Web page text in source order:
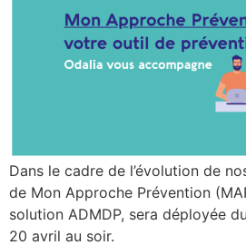
Dans le cadre de l’évolution de
de Mon Approche Prévention
solution ADMDP, sera déployée
20 avril au soir.